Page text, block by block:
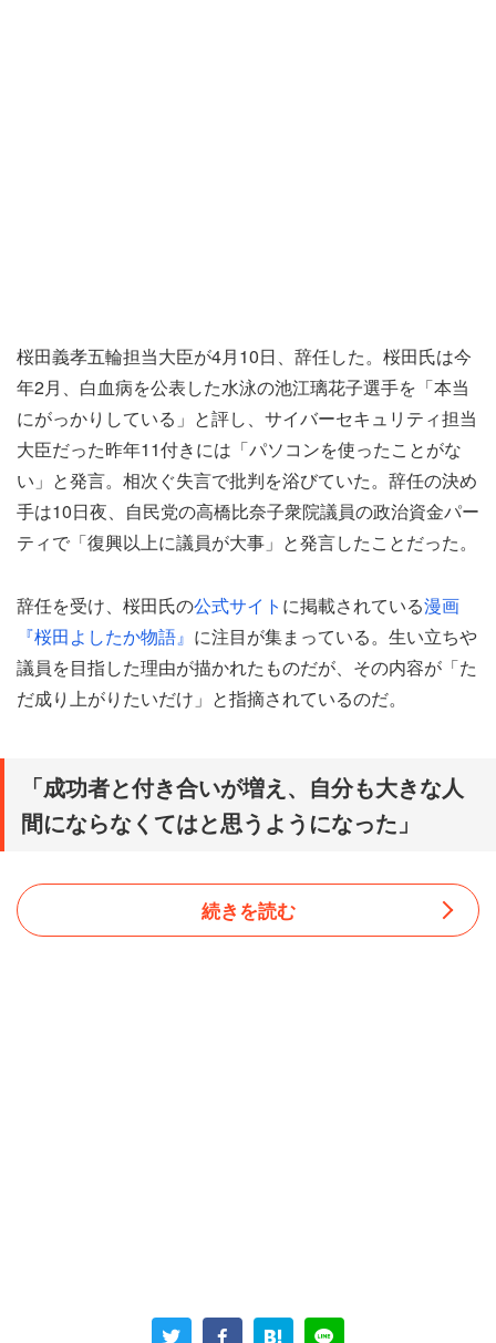
桜田義孝五輪担当大臣が4月10日、辞任した。桜田氏は今
年2月、白血病を公表した水泳の池江璃花子選手を「本当
にがっかりしている」と評し、サイバーセキュリティ担当
大臣だった昨年11付きには「パソコンを使ったことがな
い」と発言。相次ぐ失言で批判を浴びていた。辞任の決め
手は10日夜、自民党の高橋比奈子衆院議員の政治資金パー
ティで「復興以上に議員が大事」と発言したことだった。
辞任を受け、桜田氏の公式サイト に掲載されている漫画
『桜田よしたか物語』 に注目が集まっている。生い立ちや
議員を目指した理由が描かれたものだが、その内容が「た
だ成り上がりたいだけ」と指摘されているのだ。
「成功者と付き合いが増え、自分も大きな人
間にならなくてはと思うようになった」
続きを読む